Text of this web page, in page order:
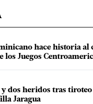
hace historia al
los Juegos
y dos heridos tras
Jaragua